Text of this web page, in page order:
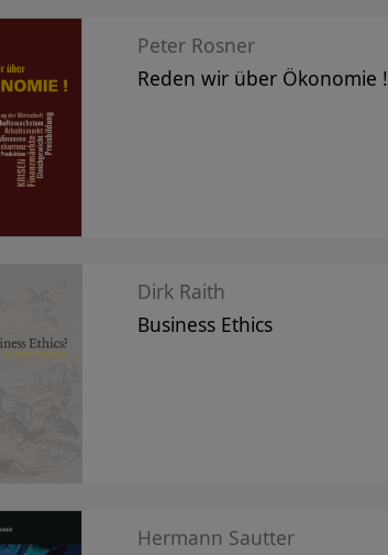
Peter Rosner
Reden wir über Ökonomie !
Dirk Raith
Business Ethics
Hermann Sautter